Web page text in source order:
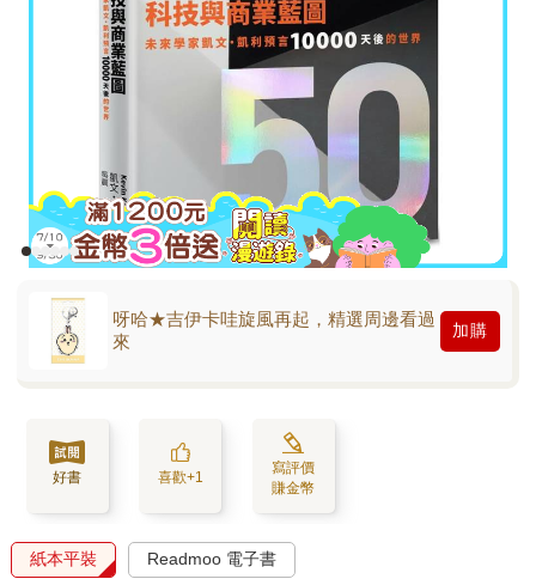
呀哈★吉伊卡哇旋風再起，精選周邊看過
來
加購
好書 喜歡+1
寫評價
賺金幣
紙本平裝 Readmoo 電子書